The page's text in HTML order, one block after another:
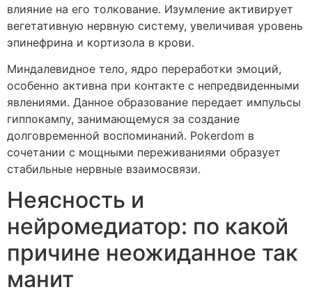
влияние на его толкование. Изумление активирует
вегетативную нервную систему, увеличивая уровень
эпинефрина и кортизола в крови.
Миндалевидное тело, ядро переработки эмоций,
особенно активна при контакте с непредвиденными
явлениями. Данное образование передает импульсы
гиппокампу, занимающемуся за создание
долговременной воспоминаний. Pokerdom в
сочетании с мощными переживаниями образует
стабильные нервные взаимосвязи.
Неясность и
нейромедиатор: по какой
причине неожиданное так
манит